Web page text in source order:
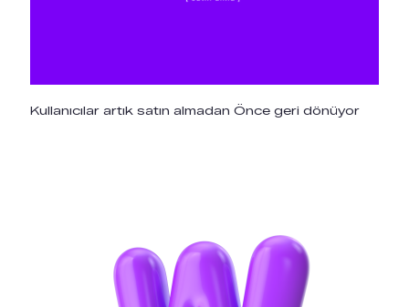
Kullanıcılar artık satın almadan Önce geri dönüyor